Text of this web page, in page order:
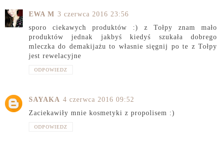
EWA M 3 czerwca 2016 23:56
sporo ciekawych produktów :) z Tołpy znam mało
produktów jednak jakbyś kiedyś szukała dobrego
mleczka do demakijażu to własnie sięgnij po te z Tołpy
jest rewelacyjne
ODPOWIEDZ
SAYAKA 4 czerwca 2016 09:52
Zaciekawiły mnie kosmetyki z propolisem :)
ODPOWIEDZ